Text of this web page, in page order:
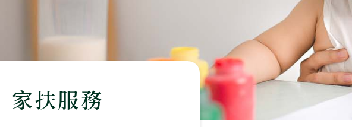
歷史沿革
服務據點
影音專區
家扶服務